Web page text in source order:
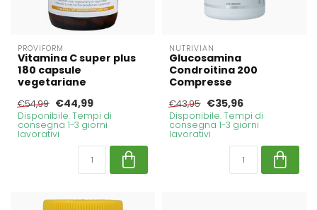
PROVIFORM
Vitamina C super plus
180 capsule
vegetariane
€54,99 €44,99
Disponibile. Tempi di
consegna 1-3 giorni
lavorativi
NUTRIVIAN
Glucosamina
Condroitina 200
Compresse
€43,95 €35,96
Disponibile. Tempi di
consegna 1-3 giorni
lavorativi